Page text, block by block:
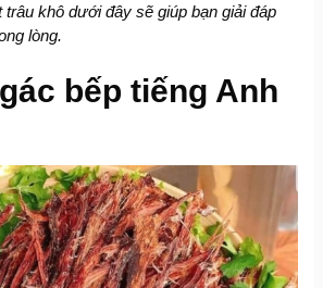
trâu khô dưới đây sẽ giúp bạn giải đáp
lòng.
bếp tiếng Anh